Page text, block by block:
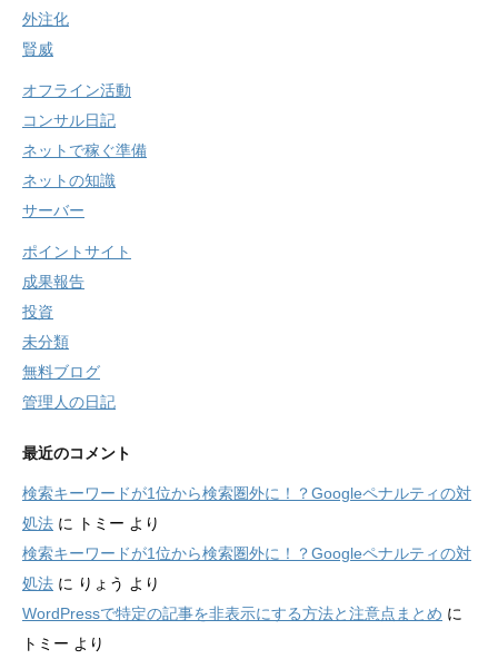
外注化
賢威
オフライン活動
コンサル日記
ネットで稼ぐ準備
ネットの知識
サーバー
ポイントサイト
成果報告
投資
未分類
無料ブログ
管理人の日記
最近のコメント
検索キーワードが1位から検索圏外に！？Googleペナルティの対
処法 に トミー より
検索キーワードが1位から検索圏外に！？Googleペナルティの対
処法 に りょう より
WordPressで特定の記事を非表示にする方法と注意点まとめ に
トミー より